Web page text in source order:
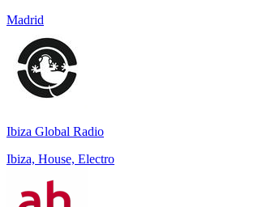
Madrid
Ibiza Global Radio
Ibiza, House, Electro